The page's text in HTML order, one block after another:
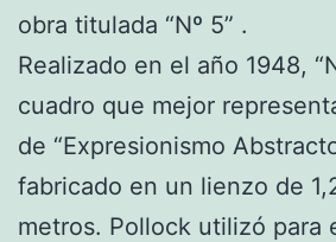
obra titulada “Nº 5” .
Realizado en el año 1948,
cuadro que mejor
de “Expresionismo
fabricado en un lienzo de
metros. Pollock utilizó para